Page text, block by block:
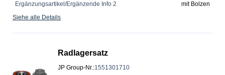
Ergänzungsartikel/Ergänzende Info 2
mit Bolzen
Siehe alle Details
Radlagersatz
JP Group-Nr.:1551301710